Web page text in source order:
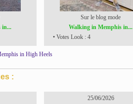
in...
Sur le blog mode
Walking in Memphis in...
• Votes Look : 4
in High Heels
:
25/06/2026